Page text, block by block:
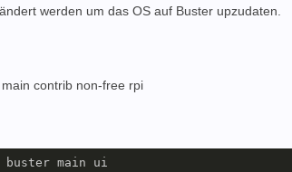
werden um das OS auf Buster upzudaten.
contrib non-free rpi